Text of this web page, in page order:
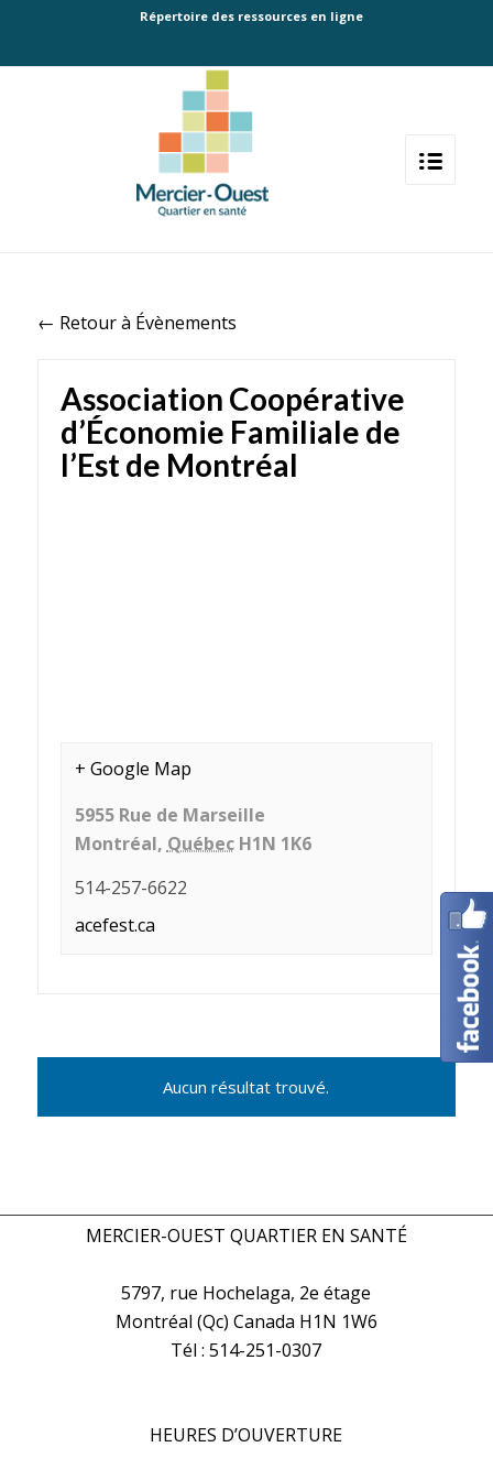
Répertoire des ressources en ligne
← Retour à Évènements
Association Coopérative
d’Économie Familiale de
l’Est de Montréal
+ Google Map
5955 Rue de Marseille
Montréal, Québec H1N 1K6
514-257-6622
acefest.ca
Aucun résultat trouvé.
liste
MERCIER-OUEST QUARTIER EN SANTÉ
5797, rue Hochelaga, 2e étage
Montréal (Qc) Canada H1N 1W6
Tél : 514-251-0307
HEURES D’OUVERTURE